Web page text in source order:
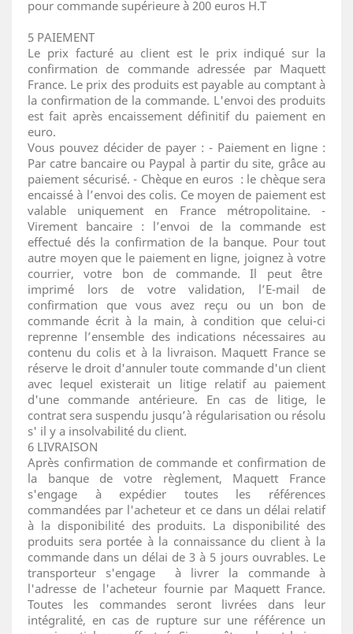
pour commande supérieure à 200 euros H.T
5 PAIEMENT
Le prix facturé au client est le prix indiqué sur la
confirmation de commande adressée par Maquett
France. Le prix des produits est payable au comptant à
la confirmation de la commande. L'envoi des produits
est fait après encaissement définitif du paiement en
euro.
Vous pouvez décider de payer : - Paiement en ligne :
Par catre bancaire ou Paypal à partir du site, grâce au
paiement sécurisé. - Chèque en euros : le chèque sera
encaissé à l’envoi des colis. Ce moyen de paiement est
valable uniquement en France métropolitaine. -
Virement bancaire : l’envoi de la commande est
effectué dés la confirmation de la banque. Pour tout
autre moyen que le paiement en ligne, joignez à votre
courrier, votre bon de commande. Il peut être
imprimé lors de votre validation, l’E-mail de
confirmation que vous avez reçu ou un bon de
commande écrit à la main, à condition que celui-ci
reprenne l’ensemble des indications nécessaires au
contenu du colis et à la livraison. Maquett France se
réserve le droit d'annuler toute commande d'un client
avec lequel existerait un litige relatif au paiement
d'une commande antérieure. En cas de litige, le
contrat sera suspendu jusqu’à régularisation ou résolu
s' il y a insolvabilité du client.
6 LIVRAISON
Après confirmation de commande et confirmation de
la banque de votre règlement, Maquett France
s'engage à expédier toutes les références
commandées par l'acheteur et ce dans un délai relatif
à la disponibilité des produits. La disponibilité des
produits sera portée à la connaissance du client à la
commande dans un délai de 3 à 5 jours ouvrables. Le
transporteur s'engage à livrer la commande à
l'adresse de l'acheteur fournie par Maquett France.
Toutes les commandes seront livrées dans leur
intégralité, en cas de rupture sur une référence un